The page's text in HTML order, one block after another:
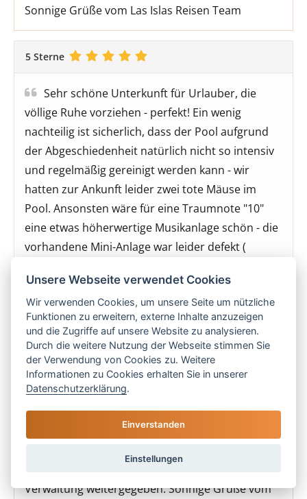
Sonnige Grüße vom Las Islas Reisen Team
5 Sterne
Sehr schöne Unterkunft für Urlauber, die
völlige Ruhe vorziehen - perfekt! Ein wenig
nachteilig ist sicherlich, dass der Pool aufgrund
der Abgeschiedenheit natürlich nicht so intensiv
und regelmäßig gereinigt werden kann - wir
hatten zur Ankunft leider zwei tote Mäuse im
Pool. Ansonsten wäre für eine Traumnote "10"
eine etwas höherwertige Musikanlage schön - die
vorhandene Mini-Anlage war leider defekt (
Wegbeschreibung könnte ggf. noch ein kleines
bisschen konkreter sein ( Angaben zu
Links-/Rechtskurven, Weggabelungen etc.). M. H.
aus Osnabrück
Kommentar von Las Islas Reisen
Danke für Ihre Rückmeldung zur Finca Felisa. Ihre
Verwaltung weitergegeben. Sonnige Grüße vom
Unsere Webseite verwendet Cookies
Wir verwenden Cookies, um unsere Seite um nützliche
Funktionen zu erweitern, externe Inhalte anzuzeigen
und die Zugriffe auf unsere Website zu analysieren.
Durch die weitere Nutzung der Webseite stimmen Sie
der Verwendung von Cookies zu. Weitere
Informationen zu Cookies erhalten Sie in unserer
Datenschutzerklärung.
Einverstanden
Einstellungen